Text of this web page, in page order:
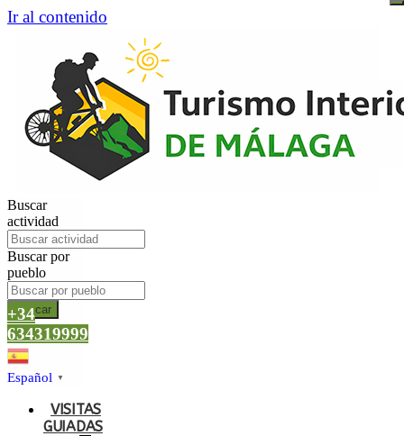
Ir al contenido
Buscar
actividad
Buscar por
pueblo
Buscar
+34
634319999
Español ▼
VISITAS
GUIADAS